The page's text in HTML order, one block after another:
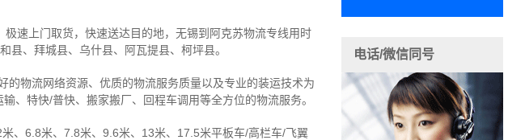
极速上门取货，快速送达目的地，无锡到阿克苏物流专线用时
、拜城县、乌什县、阿瓦提县、柯坪县。
物流网络资源、优质的物流服务质量以及专业的装运技术为
、特快/普快、搬家搬厂、回程车调用等全方位的物流服务。
、6.8米、7.8米、9.6米、13米、17.5米平板车/高栏车/飞翼
电话/微信同号